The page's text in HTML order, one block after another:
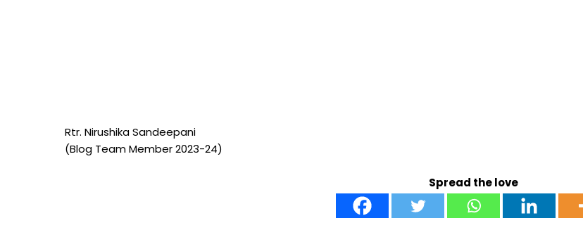
Rtr. Nirushika Sandeepani
(Blog Team Member 2023-24)
Spread the love